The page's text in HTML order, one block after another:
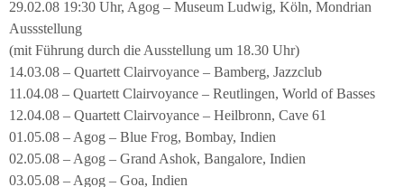
29.02.08 19:30 Uhr, Agog – Museum Ludwig, Köln, Mondrian
Aussstellung
(mit Führung durch die Ausstellung um 18.30 Uhr)
14.03.08 – Quartett Clairvoyance – Bamberg, Jazzclub
11.04.08 – Quartett Clairvoyance – Reutlingen, World of Basses
12.04.08 – Quartett Clairvoyance – Heilbronn, Cave 61
01.05.08 – Agog – Blue Frog, Bombay, Indien
02.05.08 – Agog – Grand Ashok, Bangalore, Indien
03.05.08 – Agog – Goa, Indien